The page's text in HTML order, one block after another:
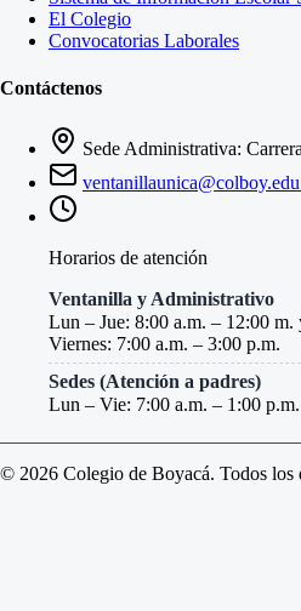
El Colegio
Convocatorias Laborales
Contáctenos
Sede Administrativa:
Horarios de atención
Ventanilla y Administrativo
Lun – Jue: 8:00 a.m. – 12:00
Viernes: 7:00 a.m. – 3:00 p.m.
Sedes (Atención a padres)
Lun – Vie: 7:00 a.m. – 1:00 p.m.
© 2026 Colegio de Boyacá. Todos los